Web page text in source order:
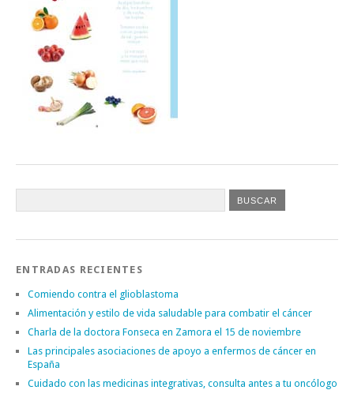
ENTRADAS RECIENTES
Comiendo contra el glioblastoma
Alimentación y estilo de vida saludable para combatir el cáncer
Charla de la doctora Fonseca en Zamora el 15 de noviembre
Las principales asociaciones de apoyo a enfermos de cáncer en
España
Cuidado con las medicinas integrativas, consulta antes a tu oncólogo